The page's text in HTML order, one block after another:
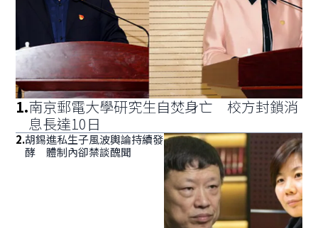
1.南京郵電大學研究生自焚身亡 校方封鎖消
息長達10日
2.胡錫進私生子風波輿論持續發
酵 體制內卻禁談醜聞